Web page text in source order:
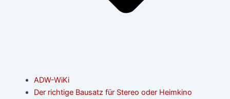
ADW-WiKi
Der richtige Bausatz für Stereo oder Heimkino